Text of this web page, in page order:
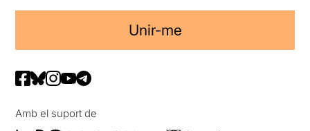
Unir-me
Amb el suport de